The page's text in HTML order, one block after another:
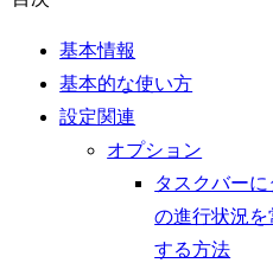
基本情報
基本的な使い方
設定関連
オプション
タスクバー
の進行状況
する方法